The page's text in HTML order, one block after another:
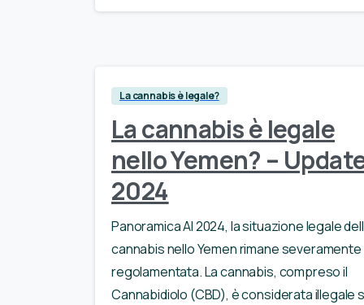
La cannabis è legale?
La cannabis è legale
nello Yemen? –
2024
Panoramica Al 2024, la situazione legale
cannabis nello Yemen rimane severamente
regolamentata. La cannabis, compreso il
Cannabidiolo (CBD), è considerata illegale